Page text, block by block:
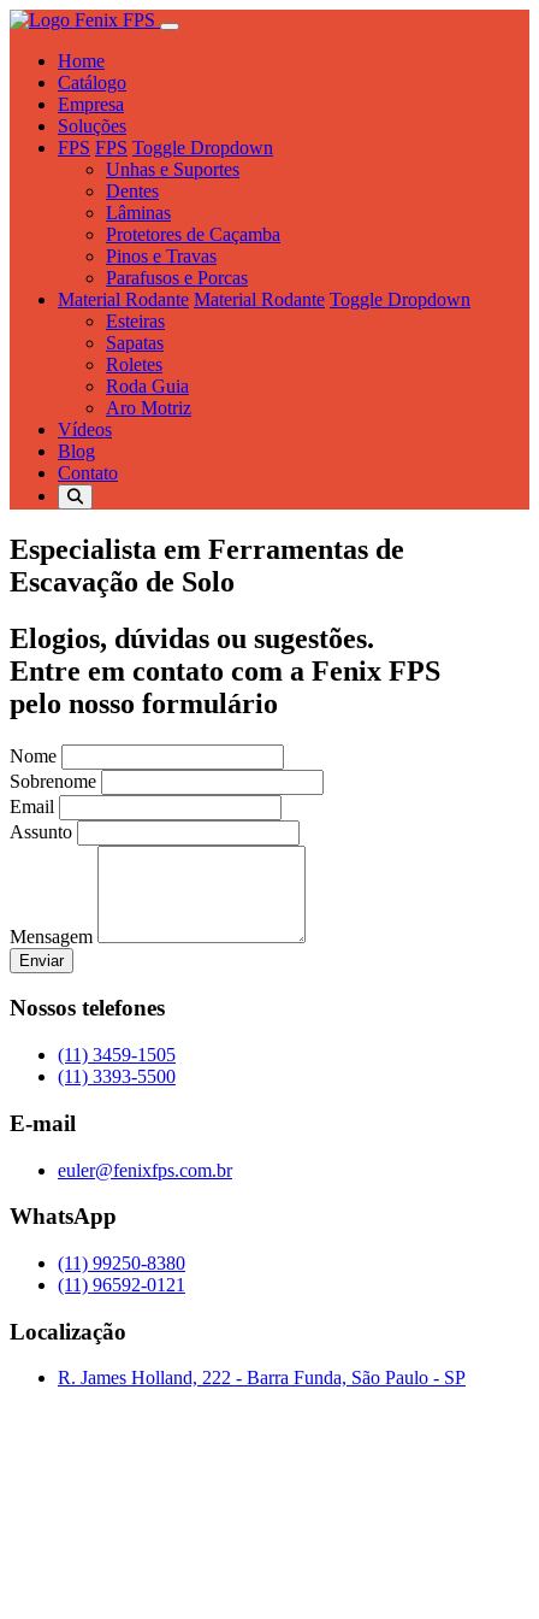
Home
Catálogo
Empresa
Soluções
FPS FPS Toggle Dropdown
Unhas e Suportes
Dentes
Lâminas
Protetores de Caçamba
Pinos e Travas
Parafusos e Porcas
Material Rodante Material Rodante Toggle Dropdown
Esteiras
Sapatas
Roletes
Roda Guia
Aro Motriz
Vídeos
Blog
Contato
Especialista em Ferramentas de
Escavação de Solo
Elogios, dúvidas ou sugestões.
Entre em contato com a Fenix FPS
pelo nosso formulário
Nome
Sobrenome
Email
Assunto
Mensagem
Enviar
Nossos telefones
(11) 3459-1505
(11) 3393-5500
E-mail
euler@fenixfps.com.br
WhatsApp
(11) 99250-8380
(11) 96592-0121
Localização
R. James Holland, 222 - Barra Funda, São Paulo - SP